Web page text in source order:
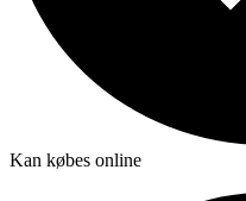
Kan købes online